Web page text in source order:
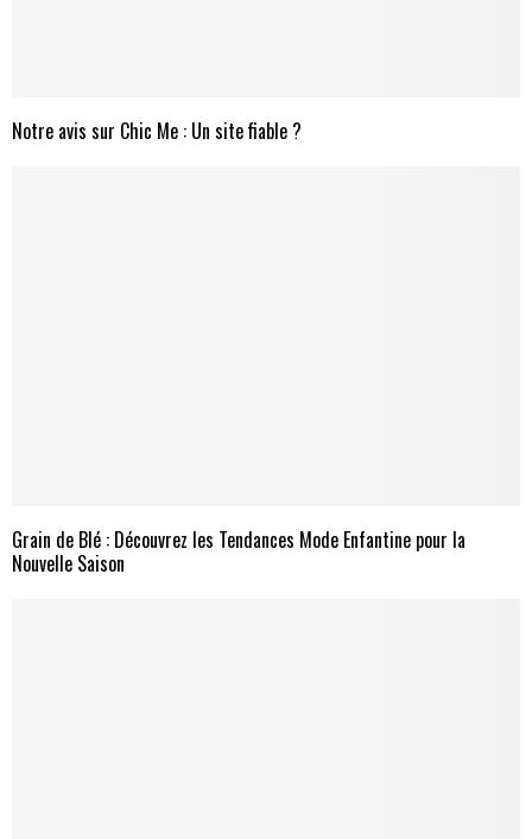
Notre avis sur Chic Me : Un site fiable ?
Grain de Blé : Découvrez les Tendances Mode Enfantine pour la
Nouvelle Saison